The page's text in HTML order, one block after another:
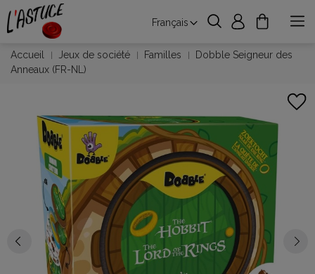
Français
Accueil Jeux de société Familles
Dobble Seigneur des
Anneaux (FR-NL)